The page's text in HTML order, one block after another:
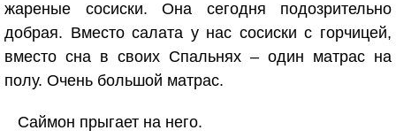
жареные сосиски. Она сегодня подозрительно
добрая. Вместо салата у нас сосиски с горчицей,
вместо сна в своих Спальнях – один матрас на
полу. Очень большой матрас.
Саймон прыгает на него.